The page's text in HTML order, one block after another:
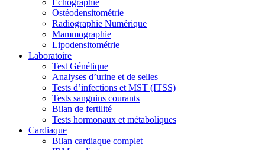
Échographie
Ostéodensitométrie
Radiographie Numérique
Mammographie
Lipodensitométrie
Laboratoire
Test Génétique
Analyses d’urine et de selles
Tests d’infections et MST (ITSS)
Tests sanguins courants
Bilan de fertilité
Tests hormonaux et métaboliques
Cardiaque
Bilan cardiaque complet